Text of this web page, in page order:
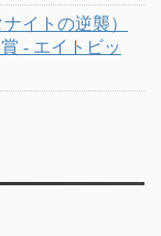
イトの逆襲）
- エイトビッ